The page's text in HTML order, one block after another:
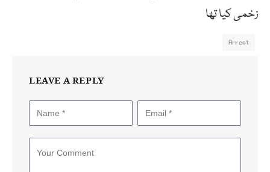
زخمی کیا تھا
Arrest
LEAVE A REPLY